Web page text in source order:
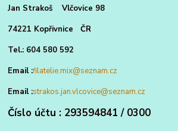
Jan Strakoš Vlčovice 98
74221 Kopřivnice ČR
Tel.: 604 580 592
Email :filatelie.mix@seznam.cz
Email :strakos.jan.vlcovice@seznam.cz
Číslo účtu : 293594841 / 0300